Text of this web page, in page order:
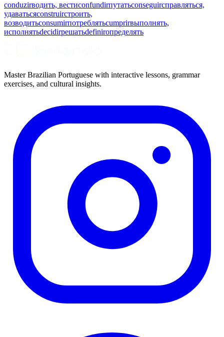
conduzirводить, вестиconfundirпутатьconseguirсправляться,
удаватьсяconstruirстроить,
возводитьconsumirпотреблятьcumprirвыполнять,
исполнятьdecidirрешатьdefinirопределять
Master Brazilian Portuguese with interactive lessons, grammar
exercises, and cultural insights.